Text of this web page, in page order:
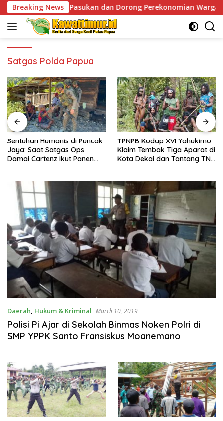
Skip
to
content
Breaking News
Pasukan dan Dorong Perekonomian Warga
Satgas Polda Papua
Sentuhan Humanis di Puncak
Jaya: Saat Satgas Ops
Damai Cartenz Ikut Panen
TPNPB Kodap XVI Yahukimo
Klaim Tembak Tiga Aparat di
Kota Dekai dan Tantang TNI-
Daerah, Hukum & Kriminal March 10, 2019
Polisi Pi Ajar di Sekolah Binmas Noken Polri di
SMP YPPK Santo Fransiskus Moanemano